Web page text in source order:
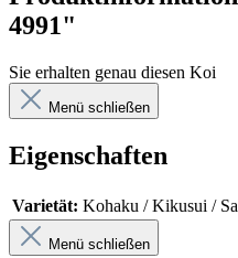
4991"
Sie erhalten genau diesen Koi
Menü schließen
Eigenschaften
Varietät: Kohaku / Kikusui /
Menü schließen